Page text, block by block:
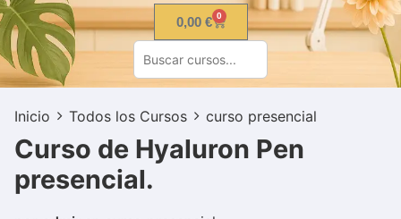
0,00 € 0
Inicio Todos los Cursos curso presencial
Curso de Hyaluron Pen
presencial.